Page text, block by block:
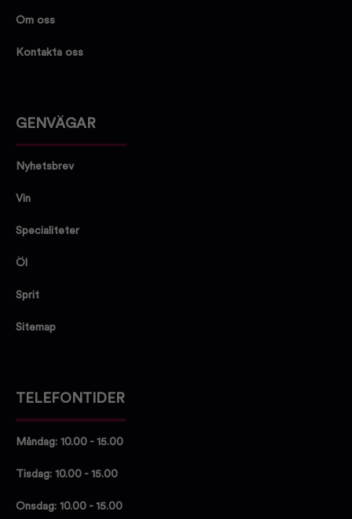
Om oss
Kontakta oss
GENVÄGAR
Nyhetsbrev
Vin
Specialiteter
Öl
Sprit
Sitemap
TELEFONTIDER
Måndag: 10.00 - 15.00
Tisdag: 10.00 - 15.00
Onsdag: 10.00 - 15.00